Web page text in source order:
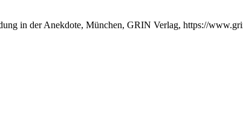
in der Anekdote, München, GRIN Verlag, https://